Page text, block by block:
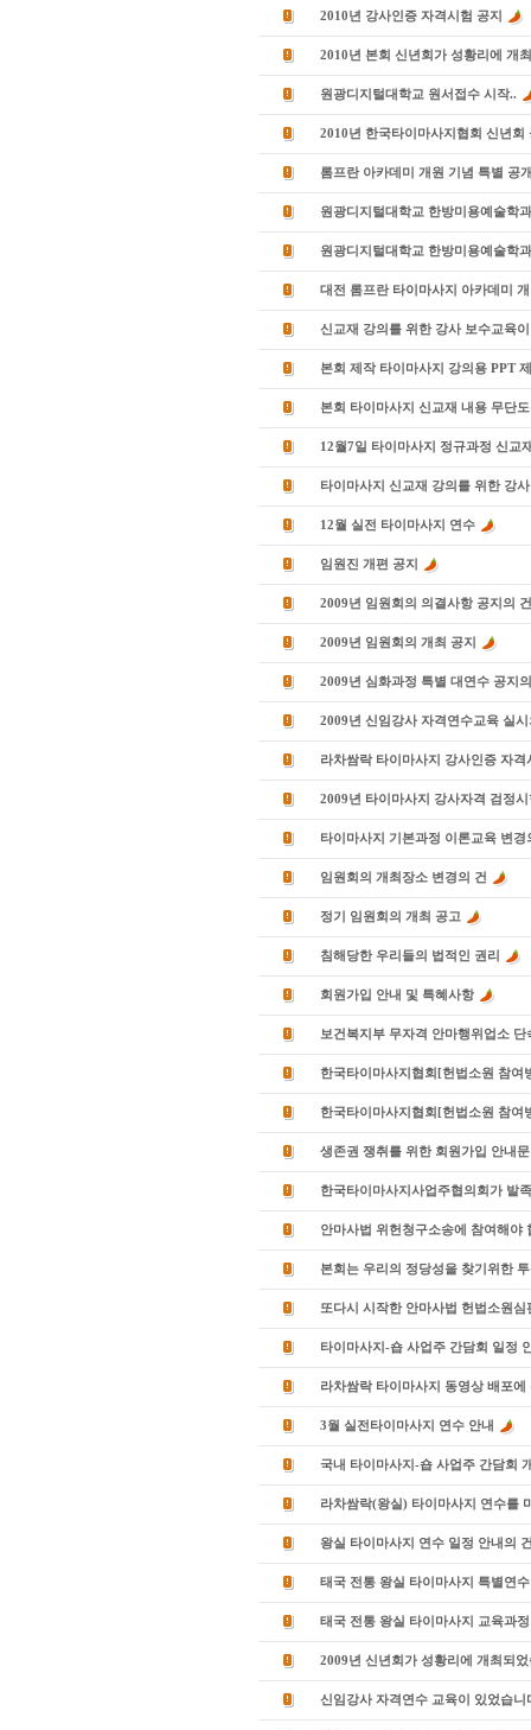
2010년 강사인증 자격시험 공지
2010년 본회 신년회가 성황리에 개
원광디지털대학교 원서접수 시작..
2010년 한국타이마사지협회 신년회
롬프란 아카데미 개원 기념 특별 공
원광디지털대학교 한방미용예술학
원광디지털대학교 한방미용예술학
대전 롬프란 타이마사지 아카데미
신교재 강의를 위한 강사 보수교육
본회 제작 타이마사지 강의용 PPT
본회 타이마사지 신교재 내용 무단
12월7일 타이마사지 정규과정 신교
타이마사지 신교재 강의를 위한 강
12월 실전 타이마사지 연수
임원진 개편 공지
2009년 임원회의 의결사항 공지의 건
2009년 임원회의 개최 공지
2009년 심화과정 특별 대연수 공지
2009년 신임강사 자격연수교육 실
라차쌈락 타이마사지 강사인증 자격
2009년 타이마사지 강사자격 검정
타이마사지 기본과정 이론교육 변경
임원회의 개최장소 변경의 건
정기 임원회의 개최 공고
침해당한 우리들의 법적인 권리
회원가입 안내 및 특혜사항
보건복지부 무자격 안마행위업소 단
한국타이마사지협회[헌법소원 참여
한국타이마사지협회[헌법소원 참여
생존권 쟁취를 위한 회원가입 안내문
한국타이마사지사업주협의회가 발
안마사법 위헌청구소송에 참여해야
본회는 우리의 정당성을 찾기위한
또다시 시작한 안마사법 헌법소원심
타이마사지-숍 사업주 간담회 일정
라차쌈락 타이마사지 동영상 배포에
3월 실전타이마사지 연수 안내
국내 타이마사지-숍 사업주 간담회
라차쌈락(왕실) 타이마사지 연수를
왕실 타이마사지 연수 일정 안내의
태국 전통 왕실 타이마사지 특별연
태국 전통 왕실 타이마사지 교육과
2009년 신년회가 성황리에 개최되
신임강사 자격연수 교육이 있었습니